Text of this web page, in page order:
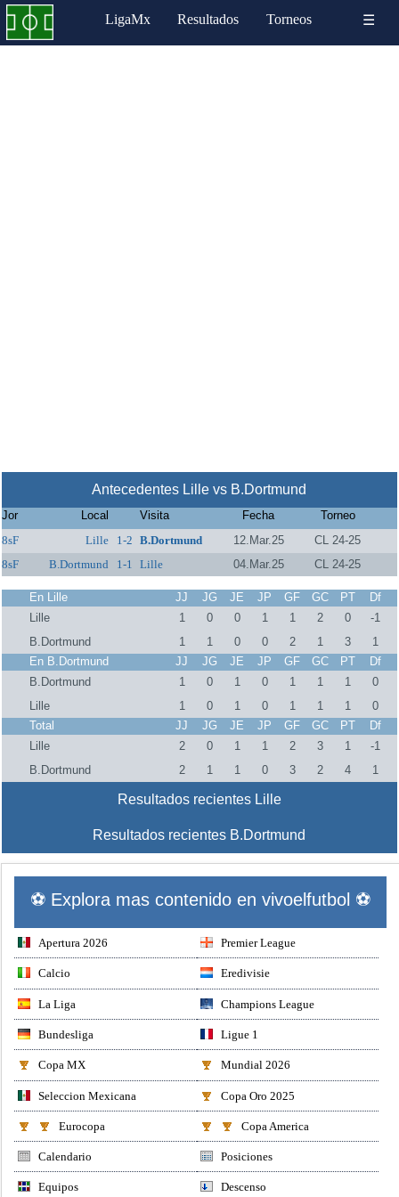
LigaMx Resultados Torneos ☰
Antecedentes Lille vs B.Dortmund
Jor Local Visita Fecha
Torneo
8sF
Lille 1-2 B.Dortmund 12.Mar.25
CL 24-25
8sF
B.Dortmund 1-1 Lille 04.Mar.25 CL 24-25
En Lille JJ JG JE JP GF GC PT
Df
Lille
1 0 0 1 1 2 0
-1
B.Dortmund
1 1 0 0 2 1 3
1
En B.Dortmund
JJ JG JE JP GF GC PT
Df
B.Dortmund
1 0 1 0 1 1 1
0
Lille
1 0 1 0 1 1 1
0
Total
JJ JG JE JP GF GC PT
Df
Lille
2 0 1 1 2 3 1
-1
B.Dortmund
2 1 1 0 3 2 4 1
Resultados recientes Lille
Resultados recientes B.Dortmund
⚽ Explora mas contenido en vivoelfutbol ⚽
Apertura 2026 Premier League
Calcio Eredivisie
La Liga Champions League
Bundesliga Ligue 1
Copa MX Mundial 2026
Seleccion Mexicana Copa Oro 2025
Eurocopa Copa America
Calendario Posiciones
Equipos Descenso